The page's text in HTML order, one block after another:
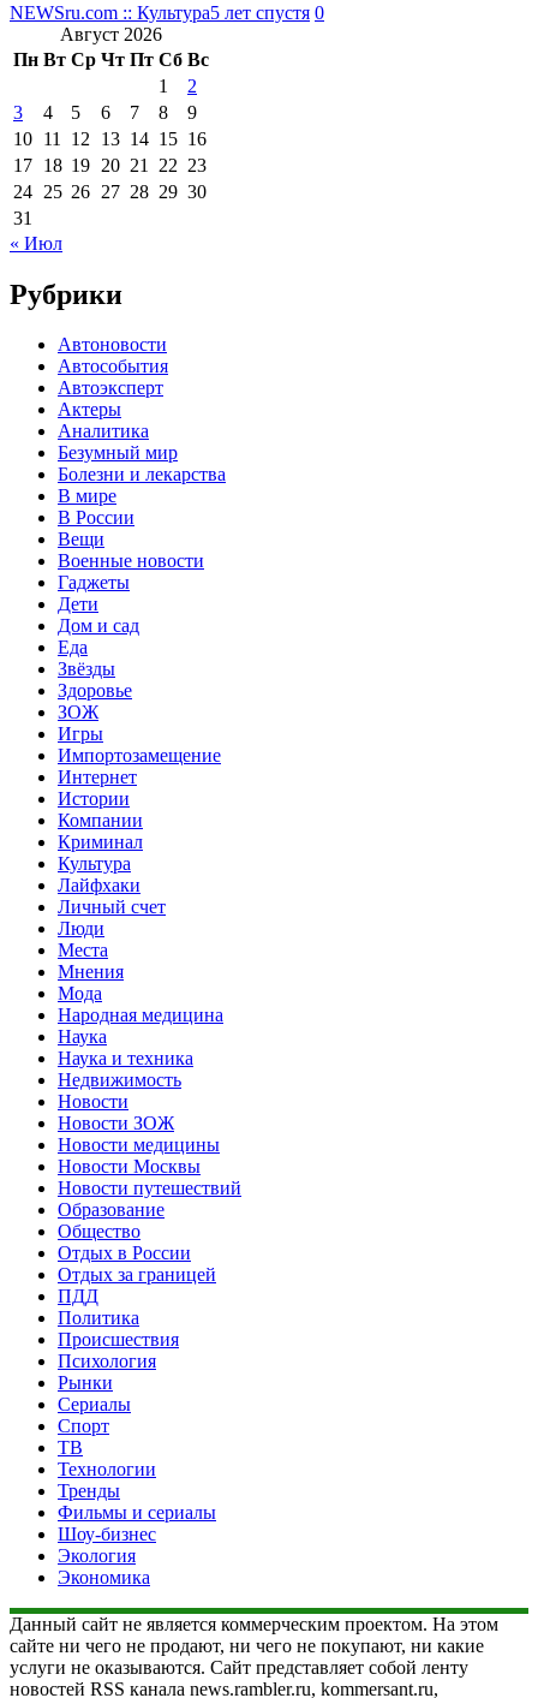
NEWSru.com :: Культура5 лет спустя 0
Август 2026
Пн Вт Ср Чт Пт Сб Вс
1
2
3
4 5 6 7 8
9
10 11 12 13 14 15 16
17 18 19 20 21 22 23
24 25 26 27 28 29 30
31
« Июл
Рубрики
Автоновости
Автособытия
Автоэксперт
Актеры
Аналитика
Безумный мир
Болезни и лекарства
В мире
В России
Вещи
Военные новости
Гаджеты
Дети
Дом и сад
Еда
Звёзды
Здоровье
ЗОЖ
Игры
Импортозамещение
Интернет
Истории
Компании
Криминал
Культура
Лайфхаки
Личный счет
Люди
Места
Мнения
Мода
Народная медицина
Наука
Наука и техника
Недвижимость
Новости
Новости ЗОЖ
Новости медицины
Новости Москвы
Новости путешествий
Образование
Общество
Отдых в России
Отдых за границей
ПДД
Политика
Происшествия
Психология
Рынки
Сериалы
Спорт
ТВ
Технологии
Тренды
Фильмы и сериалы
Шоу-бизнес
Экология
Экономика
Данный сайт не является коммерческим проектом. На этом
сайте ни чего не продают, ни чего не покупают, ни какие
услуги не оказываются. Сайт представляет собой ленту
новостей RSS канала news.rambler.ru, kommersant.ru,